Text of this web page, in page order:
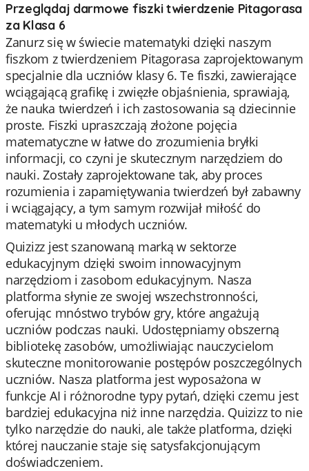
Przeglądaj darmowe fiszki twierdzenie Pitagorasa
za Klasa 6
Zanurz się w świecie matematyki dzięki naszym
fiszkom z twierdzeniem Pitagorasa zaprojektowanym
specjalnie dla uczniów klasy 6. Te fiszki, zawierające
wciągającą grafikę i zwięzłe objaśnienia, sprawiają,
że nauka twierdzeń i ich zastosowania są dziecinnie
proste. Fiszki upraszczają złożone pojęcia
matematyczne w łatwe do zrozumienia bryłki
informacji, co czyni je skutecznym narzędziem do
nauki. Zostały zaprojektowane tak, aby proces
rozumienia i zapamiętywania twierdzeń był zabawny
i wciągający, a tym samym rozwijał miłość do
matematyki u młodych uczniów.
Quizizz jest szanowaną marką w sektorze
edukacyjnym dzięki swoim innowacyjnym
narzędziom i zasobom edukacyjnym. Nasza
platforma słynie ze swojej wszechstronności,
oferując mnóstwo trybów gry, które angażują
uczniów podczas nauki. Udostępniamy obszerną
bibliotekę zasobów, umożliwiając nauczycielom
skuteczne monitorowanie postępów poszczególnych
uczniów. Nasza platforma jest wyposażona w
funkcje AI i różnorodne typy pytań, dzięki czemu jest
bardziej edukacyjna niż inne narzędzia. Quizizz to nie
tylko narzędzie do nauki, ale także platforma, dzięki
której nauczanie staje się satysfakcjonującym
doświadczeniem.